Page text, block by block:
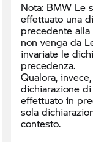
Nota: BMW Le
effettuato una
precedente
non venga da
invariate le
precedenza.
Qualora,
dichiarazione
effettuato in
sola
contesto.